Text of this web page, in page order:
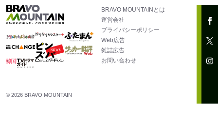
BRAVO MOUNTAINとは
運営会社
プライバシーポリシー
Web広告
雑誌広告
お問い合わせ
© 2026 BRAVO MOUNTAIN